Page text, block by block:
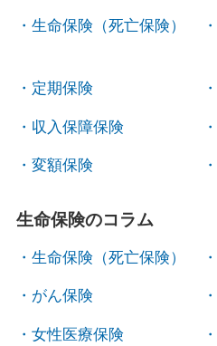
生命保険（死亡保険）
定期保険
収入保障保険
変額保険
生命保険のコラム
生命保険（死亡保険）
がん保険
女性医療保険